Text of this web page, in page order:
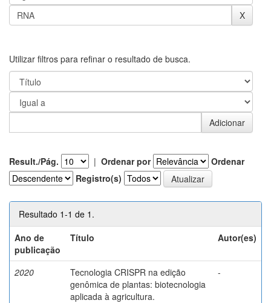
Utilizar filtros para refinar o resultado de busca.
Result./Pág. | Ordenar por
Ordenar
Registro(s)
Resultado 1-1 de 1.
Ano de
publicação
Título Autor(es)
2020
Tecnologia CRISPR na edição
genômica de plantas: biotecnologia
aplicada à agricultura.
-